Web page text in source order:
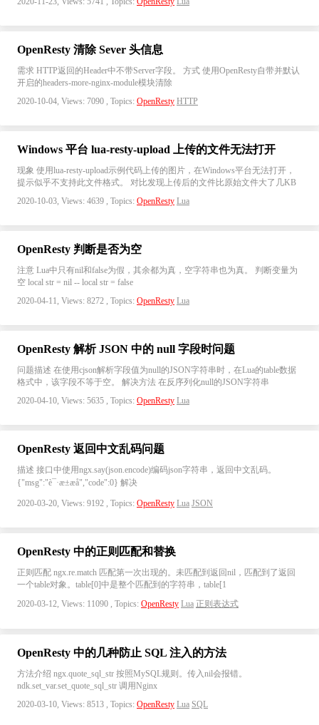
OpenResty 清除 Sever 头信息
需求 HTTP返回的Header中不带Server字段。 方式 使用OpenResty自带并默认
开启的headers-more-nginx-module模块清除
2020-10-04, Views: 7090 , Topics: OpenResty HTTP
Windows 平台 lua-resty-upload 上传的文件无法打开
现象 使用lua-resty-upload示例代码上传的图片，在Windows平台无法打开，
提示似乎不支持此文件格式。 对比发现上传后的文件比原始文件大了几KB
2020-10-03, Views: 4639 , Topics: OpenResty Lua
OpenResty 判断是否为空
注意 Lua中只有nil和false为假，其余都为真，空字符串也为真。 判断变量为
空 local str = nil -- local str = false
2020-04-11, Views: 8272 , Topics: OpenResty Lua
OpenResty 解析 JSON 中的 null 字段时问题
问题描述 在使用cjson解析字段值为null的JSON字符串时，在Lua的table数据
格式中，该字段不等于空。 解决方法 在反序列化null的JSON字符串
2020-04-10, Views: 5635 , Topics: OpenResty Lua
OpenResty 返回中文乱码问题
描述 接口中使用ngx.say(json.encode)编码json字符串，返回中文乱码。
{"msg":"è¯·æ±æå","code":0} 解决
2020-03-20, Views: 9192 , Topics: OpenResty Lua JSON
OpenResty 中的正则匹配和替换
正则匹配 ngx.re.match 匹配第一次出现的。未匹配到返回nil，匹配到了返回
一个table对象。table[0]中是整个匹配到的字符串，table[1
2020-03-12, Views: 11090 , Topics: OpenResty Lua 正则表达式
OpenResty 中的几种防止 SQL 注入的方法
方法介绍 ngx.quote_sql_str 按照MySQL规则。传入nil会报错。
ndk.set_var.set_quote_sql_str 调用Nginx
2020-03-10, Views: 8513 , Topics: OpenResty Lua SQL